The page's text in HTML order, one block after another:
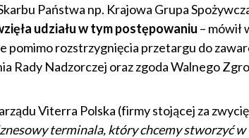
Państwa np. Krajowa Grupa
udziału w tym postępowaniu –
pomimo rozstrzygnięcia przetargu do
Rady Nadzorczej oraz zgoda Walnego
Viterra Polska (firmy stojącej za
terminala, który chcemy stworzyć w